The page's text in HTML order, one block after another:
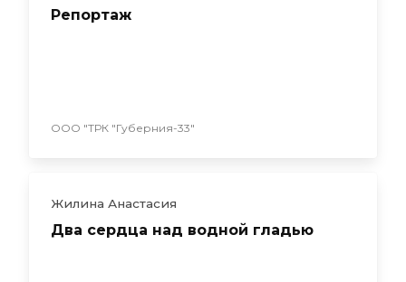
Репортаж
ООО "ТРК "Губерния-33"
Жилина Анастасия
Два сердца над водной гладью